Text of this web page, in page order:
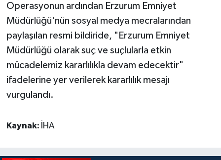
Operasyonun ardından Erzurum Emniyet
Müdürlüğü'nün sosyal medya mecralarından
paylaşılan resmi bildiride, "Erzurum Emniyet
Müdürlüğü olarak suç ve suçlularla etkin
mücadelemiz kararlılıkla devam edecektir"
ifadelerine yer verilerek kararlılık mesajı
vurgulandı.
Kaynak: İHA